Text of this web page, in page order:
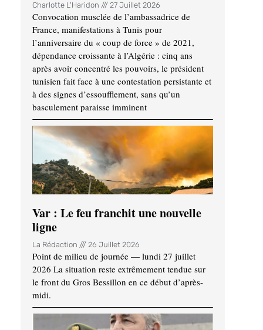
Charlotte L'Haridon 27 Juillet 2026
Convocation musclée de l’ambassadrice de
France, manifestations à Tunis pour
l’anniversaire du « coup de force » de 2021,
dépendance croissante à l’Algérie : cinq ans
après avoir concentré les pouvoirs, le président
tunisien fait face à une contestation persistante et
à des signes d’essoufflement, sans qu’un
basculement paraisse imminent
Var : Le feu franchit une nouvelle
ligne
La Rédaction 26 Juillet 2026
Point de milieu de journée — lundi 27 juillet
2026 La situation reste extrêmement tendue sur
le front du Gros Bessillon en ce début d’après-
midi.